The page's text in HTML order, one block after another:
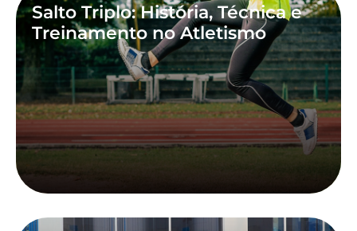
Salto Triplo: História, Técnica e
Treinamento no Atletismo